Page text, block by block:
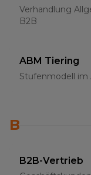
Verhandlung
B2B
ABM Tiering
Stufenmodell im
B
B2B-Vertrieb